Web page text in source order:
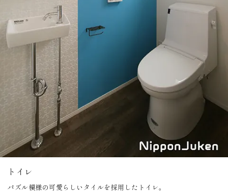
トイレ
パズル模様の可愛らしいタイルを採用したトイレ。